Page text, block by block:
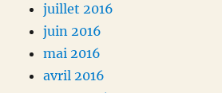
juillet 2016
juin 2016
mai 2016
avril 2016